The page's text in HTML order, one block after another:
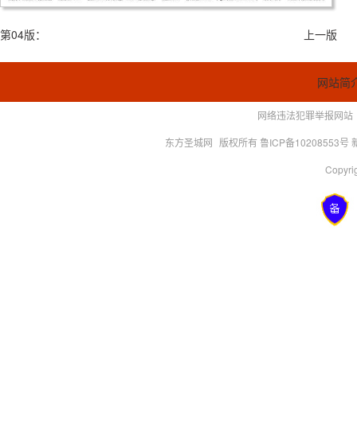
第04版： 上一版
网站简
网络违法犯罪举报网站
东方圣城网 版权所有 鲁ICP备10208553号